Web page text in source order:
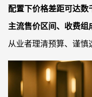
配置下价格差距可达数
主流售价区间、收费
从业者理清预算、谨慎